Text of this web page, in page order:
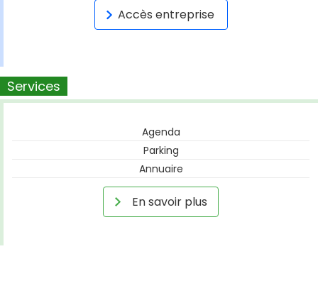
Accès entreprise
Services
Agenda
Parking
Annuaire
En savoir plus